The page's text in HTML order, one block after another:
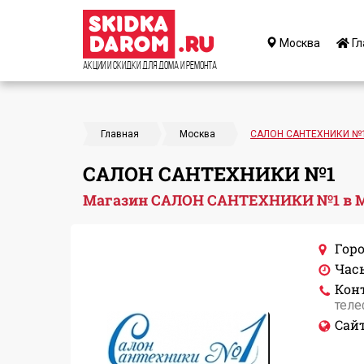
Акции и Скидки для дома и ремонта
Москва
Главная Москва САЛОН САНТЕХНИКИ
САЛОН САНТЕХНИКИ №1
Магазин САЛОН САНТЕХНИКИ №1 в